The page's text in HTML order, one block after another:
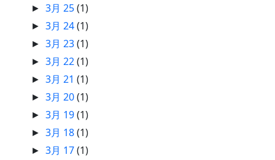
►3月 25(1)
►3月 24(1)
►3月 23(1)
►3月 22(1)
►3月 21(1)
►3月 20(1)
►3月 19(1)
►3月 18(1)
►3月 17(1)